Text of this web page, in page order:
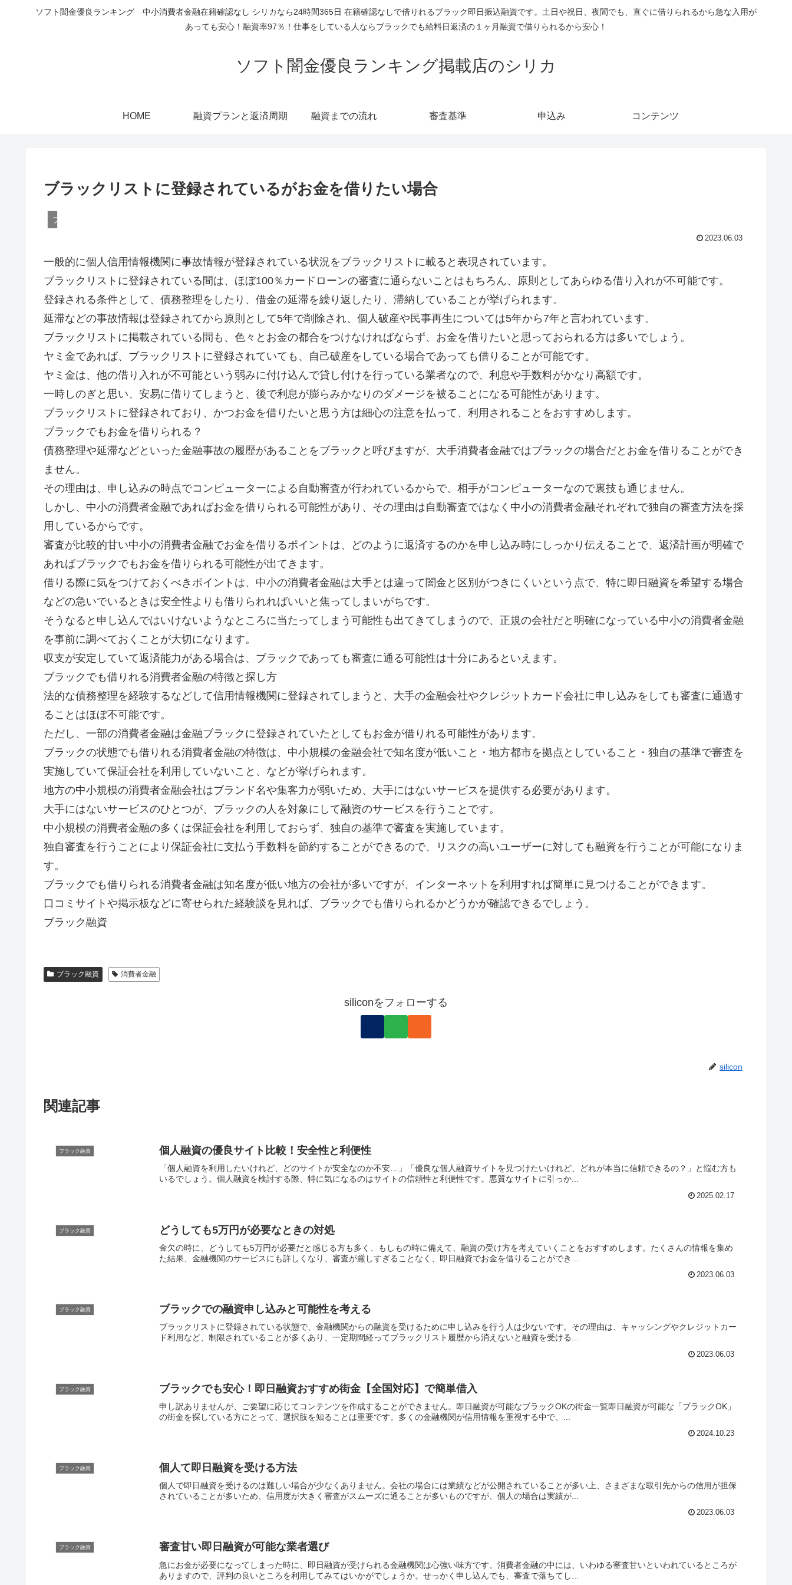
ソフト闇金優良ランキング 中小消費者金融在籍確認なし シリカなら24時間365日 在籍確認なしで借りれるブラック即日振込融資です。土日や祝日、夜間でも、直ぐに借りられるから急な入用が
あっても安心！融資率97％！仕事をしている人ならブラックでも給料日返済の１ヶ月融資で借りられるから安心！
ソフト闇金優良ランキング掲載店のシリカ
HOME 融資プランと返済周期 融資までの流れ 審査基準 申込み コンテンツ
ブラックリストに登録されているがお金を借りたい場合
ブラック融資
2023.06.03
一般的に個人信用情報機関に事故情報が登録されている状況をブラックリストに載ると表現されています。
ブラックリストに登録されている間は、ほぼ100％カードローンの審査に通らないことはもちろん、原則としてあらゆる借り入れが不可能です。
登録される条件として、債務整理をしたり、借金の延滞を繰り返したり、滞納していることが挙げられます。
延滞などの事故情報は登録されてから原則として5年で削除され、個人破産や民事再生については5年から7年と言われています。
ブラックリストに掲載されている間も、色々とお金の都合をつけなければならず、お金を借りたいと思っておられる方は多いでしょう。
ヤミ金であれば、ブラックリストに登録されていても、自己破産をしている場合であっても借りることが可能です。
ヤミ金は、他の借り入れが不可能という弱みに付け込んで貸し付けを行っている業者なので、利息や手数料がかなり高額です。
一時しのぎと思い、安易に借りてしまうと、後で利息が膨らみかなりのダメージを被ることになる可能性があります。
ブラックリストに登録されており、かつお金を借りたいと思う方は細心の注意を払って、利用されることをおすすめします。
ブラックでもお金を借りられる？
債務整理や延滞などといった金融事故の履歴があることをブラックと呼びますが、大手消費者金融ではブラックの場合だとお金を借りることができ
ません。
その理由は、申し込みの時点でコンピューターによる自動審査が行われているからで、相手がコンピューターなので裏技も通じません。
しかし、中小の消費者金融であればお金を借りられる可能性があり、その理由は自動審査ではなく中小の消費者金融それぞれで独自の審査方法を採
用しているからです。
審査が比較的甘い中小の消費者金融でお金を借りるポイントは、どのように返済するのかを申し込み時にしっかり伝えることで、返済計画が明確で
あればブラックでもお金を借りられる可能性が出てきます。
借りる際に気をつけておくべきポイントは、中小の消費者金融は大手とは違って闇金と区別がつきにくいという点で、特に即日融資を希望する場合
などの急いでいるときは安全性よりも借りられればいいと焦ってしまいがちです。
そうなると申し込んではいけないようなところに当たってしまう可能性も出てきてしまうので、正規の会社だと明確になっている中小の消費者金融
を事前に調べておくことが大切になります。
収支が安定していて返済能力がある場合は、ブラックであっても審査に通る可能性は十分にあるといえます。
ブラックでも借りれる消費者金融の特徴と探し方
法的な債務整理を経験するなどして信用情報機関に登録されてしまうと、大手の金融会社やクレジットカード会社に申し込みをしても審査に通過す
ることはほぼ不可能です。
ただし、一部の消費者金融は金融ブラックに登録されていたとしてもお金が借りれる可能性があります。
ブラックの状態でも借りれる消費者金融の特徴は、中小規模の金融会社で知名度が低いこと・地方都市を拠点としていること・独自の基準で審査を
実施していて保証会社を利用していないこと、などが挙げられます。
地方の中小規模の消費者金融会社はブランド名や集客力が弱いため、大手にはないサービスを提供する必要があります。
大手にはないサービスのひとつが、ブラックの人を対象にして融資のサービスを行うことです。
中小規模の消費者金融の多くは保証会社を利用しておらず、独自の基準で審査を実施しています。
独自審査を行うことにより保証会社に支払う手数料を節約することができるので、リスクの高いユーザーに対しても融資を行うことが可能になりま
す。
ブラックでも借りられる消費者金融は知名度が低い地方の会社が多いですが、インターネットを利用すれば簡単に見つけることができます。
口コミサイトや掲示板などに寄せられた経験談を見れば、ブラックでも借りられるかどうかが確認できるでしょう。
ブラック融資
ブラック融資 消費者金融
siliconをフォローする
silicon
関連記事
ブラック融資 個人融資の優良サイト比較！安全性と利便性
「個人融資を利用したいけれど、どのサイトが安全なのか不安…」「優良な個人融資サイトを見つけたいけれど、どれが本当に信頼できるの？」と悩む方も
いるでしょう。個人融資を検討する際、特に気になるのはサイトの信頼性と利便性です。悪質なサイトに引っか...
2025.02.17
ブラック融資 どうしても5万円が必要なときの対処
金欠の時に、どうしても5万円が必要だと感じる方も多く、もしもの時に備えて、融資の受け方を考えていくことをおすすめします。たくさんの情報を集め
た結果、金融機関のサービスにも詳しくなり、審査が厳しすぎることなく、即日融資でお金を借りることができ...
2023.06.03
ブラック融資 ブラックでの融資申し込みと可能性を考える
ブラックリストに登録されている状態で、金融機関からの融資を受けるために申し込みを行う人は少ないです。その理由は、キャッシングやクレジットカー
ド利用など、制限されていることが多くあり、一定期間経ってブラックリスト履歴から消えないと融資を受ける...
2023.06.03
ブラック融資 ブラックでも安心！即日融資おすすめ街金【全国対応】で簡単借入
申し訳ありませんが、ご要望に応じてコンテンツを作成することができません。即日融資が可能なブラックOKの街金一覧即日融資が可能な「ブラックOK」
の街金を探している方にとって、選択肢を知ることは重要です。多くの金融機関が信用情報を重視する中で、...
2024.10.23
ブラック融資 個人て即日融資を受ける方法
個人で即日融資を受けるのは難しい場合が少なくありません。会社の場合には業績などが公開されていることが多い上、さまざまな取引先からの信用が担保
されていることが多いため、信用度が大きく審査がスムーズに通ることが多いものですが、個人の場合は実績が...
2023.06.03
ブラック融資 審査甘い即日融資が可能な業者選び
急にお金が必要になってしまった時に、即日融資が受けられる金融機関は心強い味方です。消費者金融の中には、いわゆる審査甘いといわれているところが
ありますので、評判の良いところを利用してみてはいかがでしょうか。せっかく申し込んでも、審査で落ちてし...